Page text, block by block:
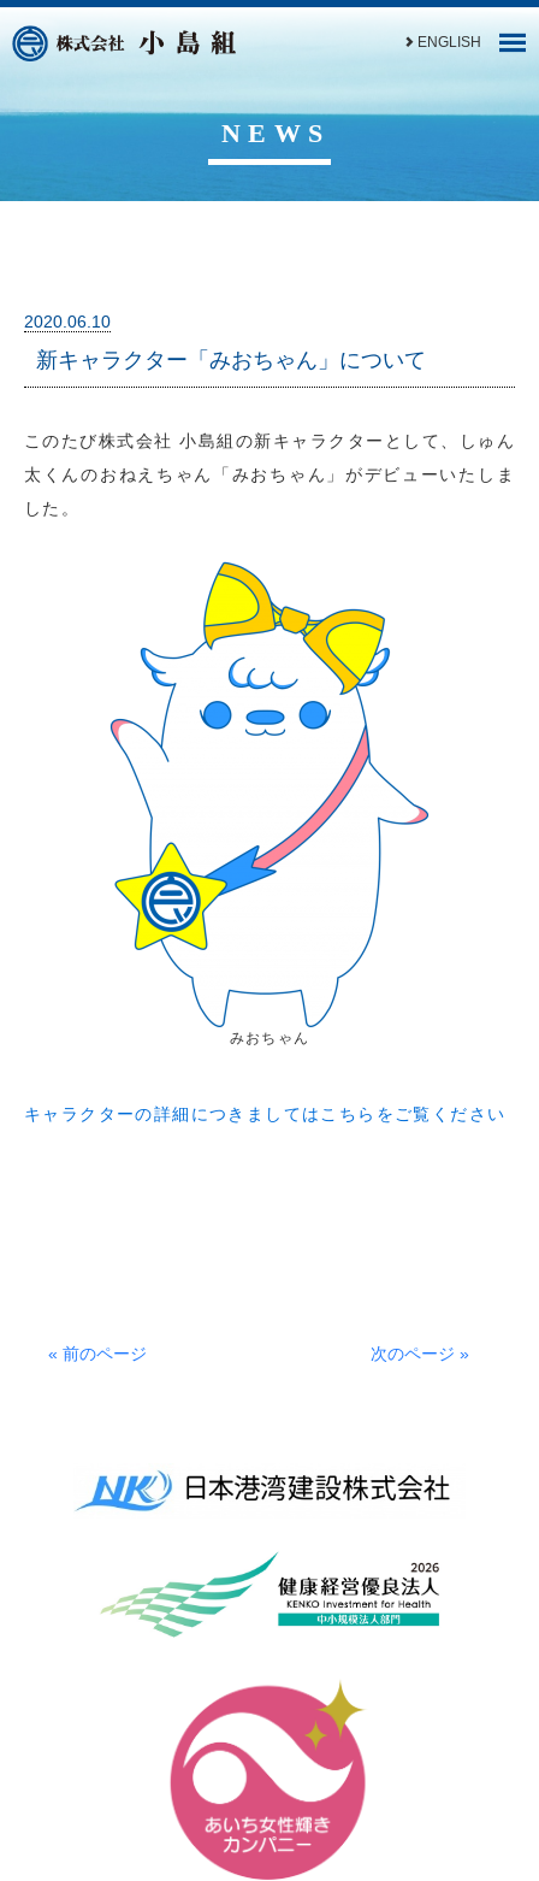
ENGLISH
NEWS
2020.06.10
新キャラクター「みおちゃん」について
このたび株式会社 小島組の新キャラクターとして、しゅん
太くんのおねえちゃん「みおちゃん」がデビューいたしま
した。
みおちゃん
キャラクターの詳細につきましてはこちらをご覧ください
« 前のページ 次のページ »